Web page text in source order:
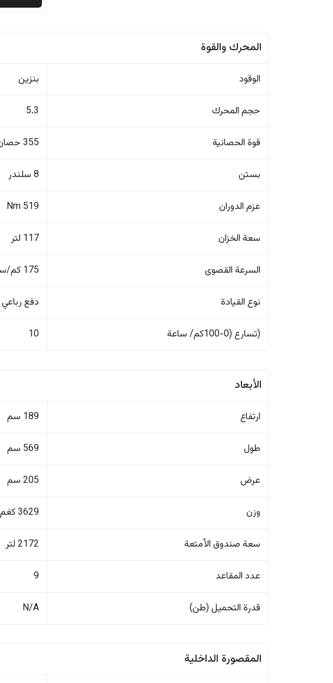
المحرك والقوة
الوقود بنزين
حجم المحرك 5.3
قوة الحصانية 355 حصان
بستن 8 سلندر
عزم الدوران 519 Nm
سعة الخزان 117 لتر
السرعة القصوى 175 كم/ساعة
نوع القيادة دفع رباعي AWD
(تسارع (0-100كم/ ساعة 10
الأبعاد
ارتفاع 189 سم
طول 569 سم
عرض 205 سم
وزن 3629 كغم
سعة صندوق الأمتعة 2172 لتر
عدد المقاعد 9
قدرة التحميل (طن) N/A
المقصورة الداخلية